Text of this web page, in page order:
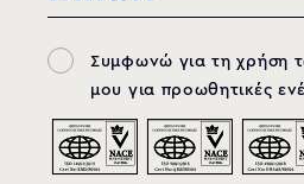
Συμφωνώ για τη χρήση
μου για προωθητικές